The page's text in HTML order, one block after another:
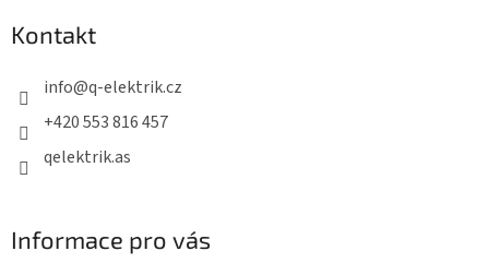
p
aKontakt
info@q-elektrik.cz
+420 553 816 457
qelektrik.as
Informace pro vás